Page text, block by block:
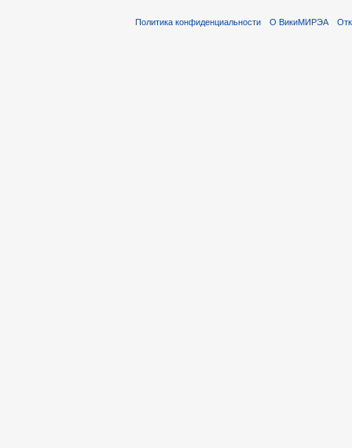
Политика конфиденциальности О ВикиМИРЭА